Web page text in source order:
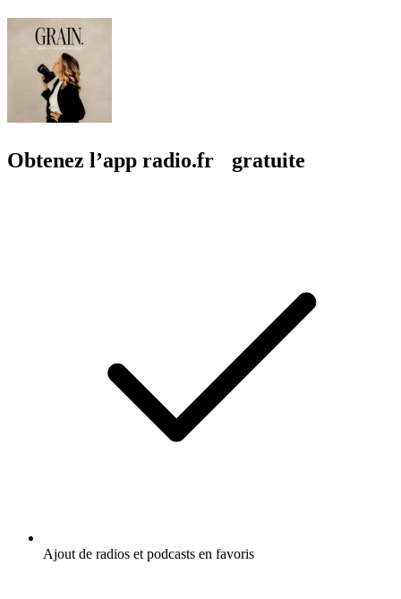
Obtenez l’app radio.fr gratuite
Ajout de radios et podcasts en favoris